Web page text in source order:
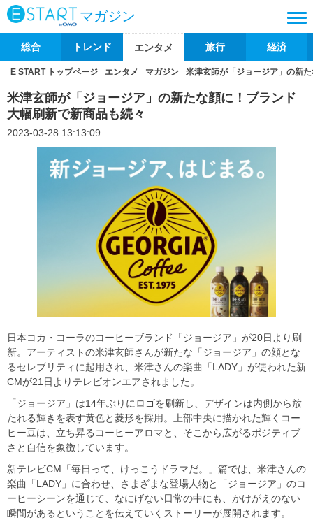
マガジン
総合 トレンド エンタメ 旅行 経済
E START トップページ エンタメ マガジン 米津玄師が「ジョージア」の新
米津玄師が「ジョージア」の新たな顔に！ブランド
大幅刷新で新商品も続々
2023-03-28 13:13:09
日本コカ・コーラのコーヒーブランド「ジョージア」が20日より刷
新。アーティストの米津玄師さんが新たな「ジョージア」の顔とな
るセレブリティに起用され、米津さんの楽曲「LADY」が使われた新
CMが21日よりテレビオンエアされました。
「ジョージア」は14年ぶりにロゴを刷新し、デザインは内側から放
たれる輝きを表す黄色と菱形を採用。上部中央に描かれた輝くコー
ヒー豆は、立ち昇るコーヒーアロマと、そこから広がるポジティブ
さと自信を象徴しています。
新テレビCM「毎日って、けっこうドラマだ。」篇では、米津さんの
楽曲「LADY」に合わせ、さまざまな登場人物と「ジョージア」のコ
ーヒーシーンを通じて、なにげない日常の中にも、かけがえのない
瞬間があるということを伝えていくストーリーが展開されます。